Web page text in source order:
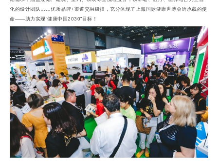
化的设计团队……优质品牌+渠道交融碰撞，充分体现了上海国际健康世博会所承载的使
命——助力实现“健康中国2030”目标！